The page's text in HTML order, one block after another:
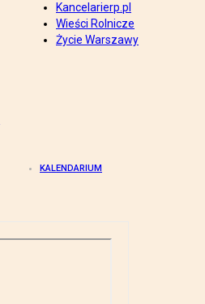
Kancelarierp.pl
Wieści Rolnicze
Życie Warszawy
KALENDARIUM